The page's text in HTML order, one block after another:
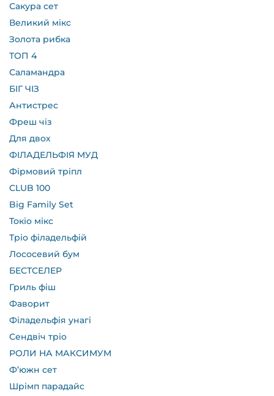
Сакура сет
Великий мікс
Золота рибка
ТОП 4
Саламандра
БІГ ЧІЗ
Антистрес
Фреш чіз
Для двох
ФІЛАДЕЛЬФІЯ МУД
Фірмовий тріпл
CLUB 100
Big Family Set
Токіо мікс
Тріо філадельфій
Лососевий бум
БЕСТСЕЛЕР
Гриль фіш
Фаворит
Філадельфія унагі
Сендвіч тріо
РОЛИ НА МАКСИМУМ
Ф’южн сет
Шрімп парадайс